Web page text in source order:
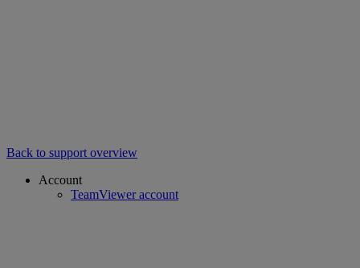
Back to support overview
Account
TeamViewer account